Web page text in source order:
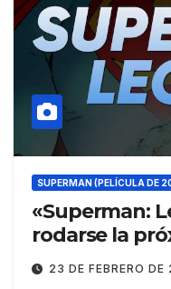
SUPERMAN (PELÍCULA DE
«Superman:
rodarse la
23 DE FEBRERO